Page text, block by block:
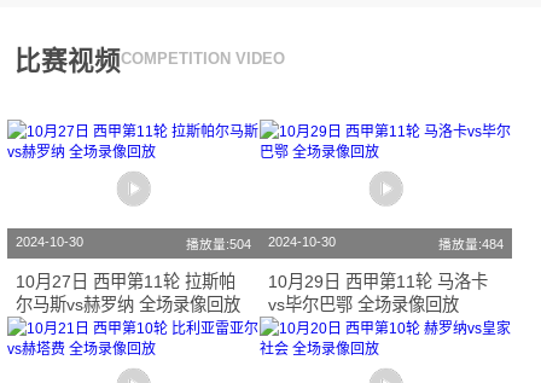
比赛视频COMPETITION VIDEO
2024-10-30 播放量:504
10月27日 西甲第11轮 拉斯帕
尔马斯vs赫罗纳 全场录像回放
2024-10-30 播放量:484
10月29日 西甲第11轮 马洛卡
vs毕尔巴鄂 全场录像回放